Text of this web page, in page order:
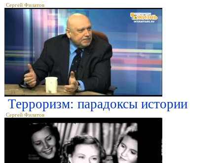
Сергей Филатов
Терроризм: парадоксы истории
Сергей Филатов